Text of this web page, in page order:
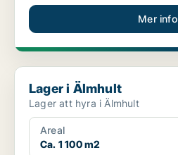
Mer info
Lager i Älmhult
Lager i Älmhult
Lager att hyra i Älmhult
Areal
Ca. 1 100 m2